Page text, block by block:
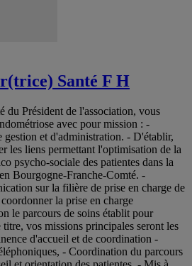
Santé F H
du Président de l'association, vous
avec pour mission : -
gestion et d'administration. - D'établir,
les liens permettant l'optimisation de la
psycho-sociale des patientes dans la
Bourgogne-Franche-Comté. -
sur la filière de prise en charge de
la prise en charge
le parcours de soins établit pour
titre, vos missions principales seront les
d'accueil et de coordination -
- Coordination du parcours